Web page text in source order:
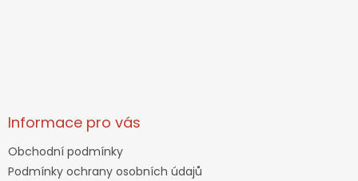
Informace pro vás
Obchodní podmínky
Podmínky ochrany osobních údajů